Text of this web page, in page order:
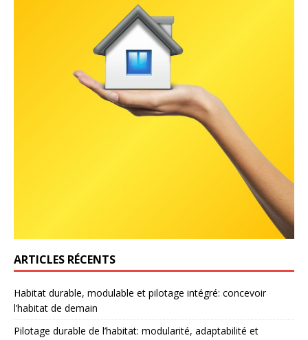
ARTICLES RÉCENTS
Habitat durable, modulable et pilotage intégré: concevoir
l’habitat de demain
Pilotage durable de l’habitat: modularité, adaptabilité et